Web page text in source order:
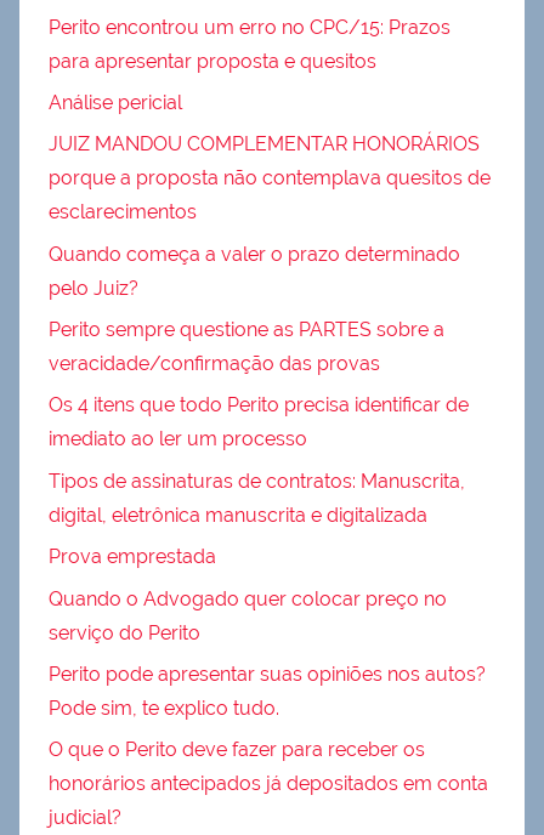
Perito encontrou um erro no CPC/15: Prazos
para apresentar proposta e quesitos
Análise pericial
JUIZ MANDOU COMPLEMENTAR HONORÁRIOS
porque a proposta não contemplava quesitos de
esclarecimentos
Quando começa a valer o prazo determinado
pelo Juiz?
Perito sempre questione as PARTES sobre a
veracidade/confirmação das provas
Os 4 itens que todo Perito precisa identificar de
imediato ao ler um processo
Tipos de assinaturas de contratos: Manuscrita,
digital, eletrônica manuscrita e digitalizada
Prova emprestada
Quando o Advogado quer colocar preço no
serviço do Perito
Perito pode apresentar suas opiniões nos autos?
Pode sim, te explico tudo.
O que o Perito deve fazer para receber os
honorários antecipados já depositados em conta
judicial?